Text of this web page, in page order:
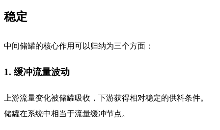
稳定
中间储罐的核心作用可以归纳为三个方面：
1. 缓冲流量波动
上游流量变化被储罐吸收，下游获得相对稳定的供料条件。
储罐在系统中相当于流量缓冲节点。